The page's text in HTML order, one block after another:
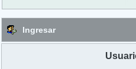
Ingresar